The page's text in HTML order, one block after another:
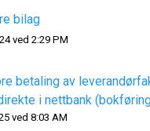
bilag
ved 2:29 PM
betaling av
i nettbank
ved 8:03 AM